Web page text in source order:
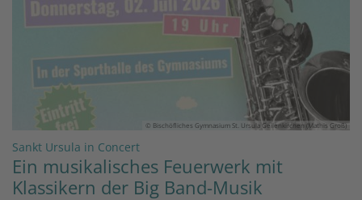
© Bischöfliches Gymnasium St. Ursula Geilenkirchen (Mathis Groß)
Sankt Ursula in Concert:
Ein musikalisches Feuerwerk mit
Klassikern der Big Band-Musik